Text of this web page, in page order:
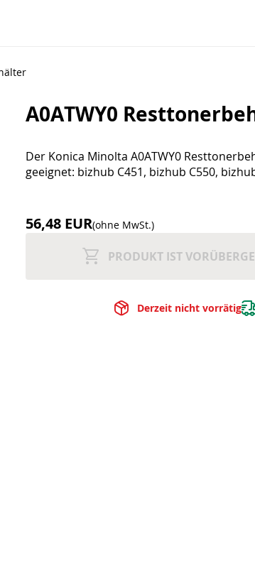
A0ATWY0
Der Konica Minolta A0ATWY0
geeignet: bizhub C451, bizhub C550,
56,48 EUR(ohne MwSt.)
PRODUKT IST
Derzeit nicht vorrätig